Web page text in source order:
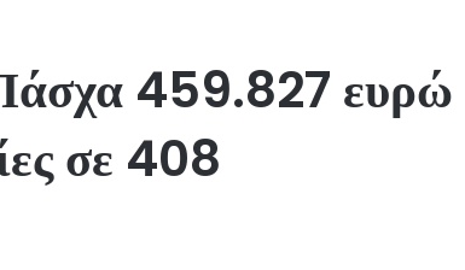
459.827 ευρώ
σε 408